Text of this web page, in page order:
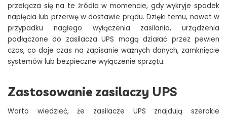
przełącza się na te źródła w momencie, gdy wykryje spadek
napięcia lub przerwę w dostawie prądu. Dzięki temu, nawet w
przypadku nagłego wyłączenia zasilania, urządzenia
podłączone do zasilacza UPS mogą działać przez pewien
czas, co daje czas na zapisanie ważnych danych, zamknięcie
systemów lub bezpieczne wyłączenie sprzętu.
Zastosowanie zasilaczy UPS
Warto wiedzieć, że zasilacze UPS znajdują szerokie